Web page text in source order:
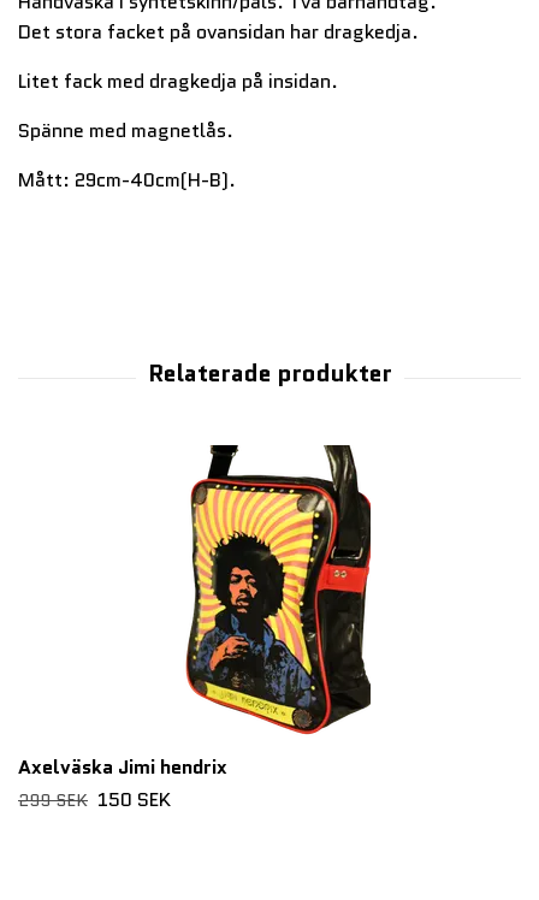
Det stora facket på ovansidan har dragkedja.
Litet fack med dragkedja på insidan.
Spänne med magnetlås.
Mått: 29cm-40cm(H-B).
Axelväska Jimi hendrix
299 SEK 150 SEK